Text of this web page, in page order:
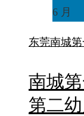
6 月
东莞南城
南城第
第二